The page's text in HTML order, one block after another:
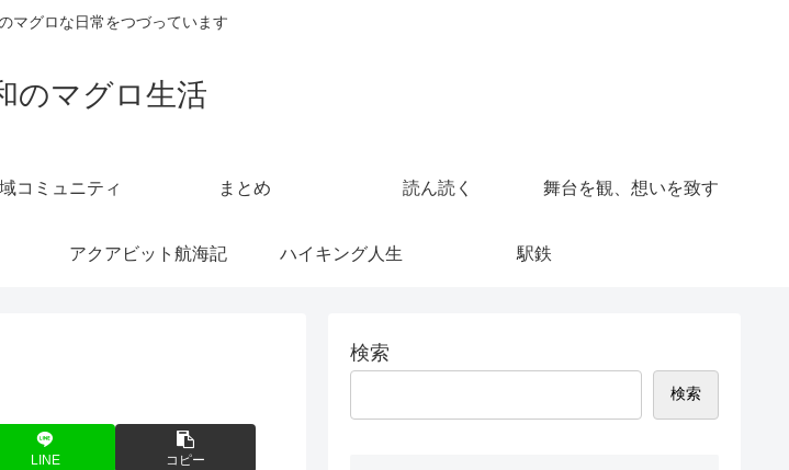
マグロな日常をつづっています
のマグロ生活
コミュニティ まとめ 読ん読く 舞台を観、想いを致す
アクアビット航海記 ハイキング人生 駅鉄
LINE コピー
検索
検索